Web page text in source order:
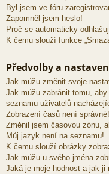
Byl jsem ve fóru
Zapomněl jsem heslo!
Proč se automaticky
K čemu slouží funkce
Předvolby a
Jak můžu změnit svoje
Jak můžu zabránit tomu,
seznamu uživatelů
Zobrazení časů není správné!
Změnil jsem časovou zónu,
Můj jazyk není na seznamu!
K čemu slouží obrázky
Jak můžu u svého jména
Jaká je moje hodnost a jak ji